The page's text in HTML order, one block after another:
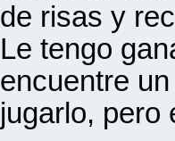
de risas y
Le tengo
encuentre
jugarlo, pero